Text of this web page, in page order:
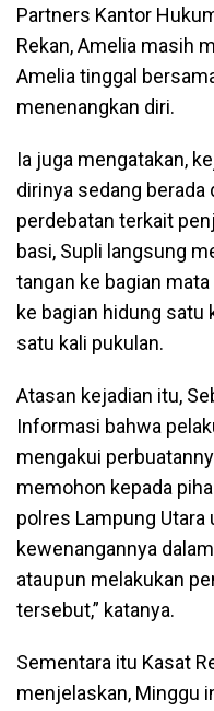
Partners Kantor
Rekan, Amelia masih
Amelia tinggal
menenangkan diri.
Ia juga mengatakan,
dirinya sedang berada
perdebatan terkait
basi, Supli langsung
tangan ke bagian
ke bagian hidung satu
satu kali pukulan.
Atasan kejadian itu,
Informasi bahwa
mengakui
memohon kepada
polres Lampung
kewenangannya
ataupun melakukan
tersebut,” katanya.
Sementara itu Kasat
menjelaskan, Minggu